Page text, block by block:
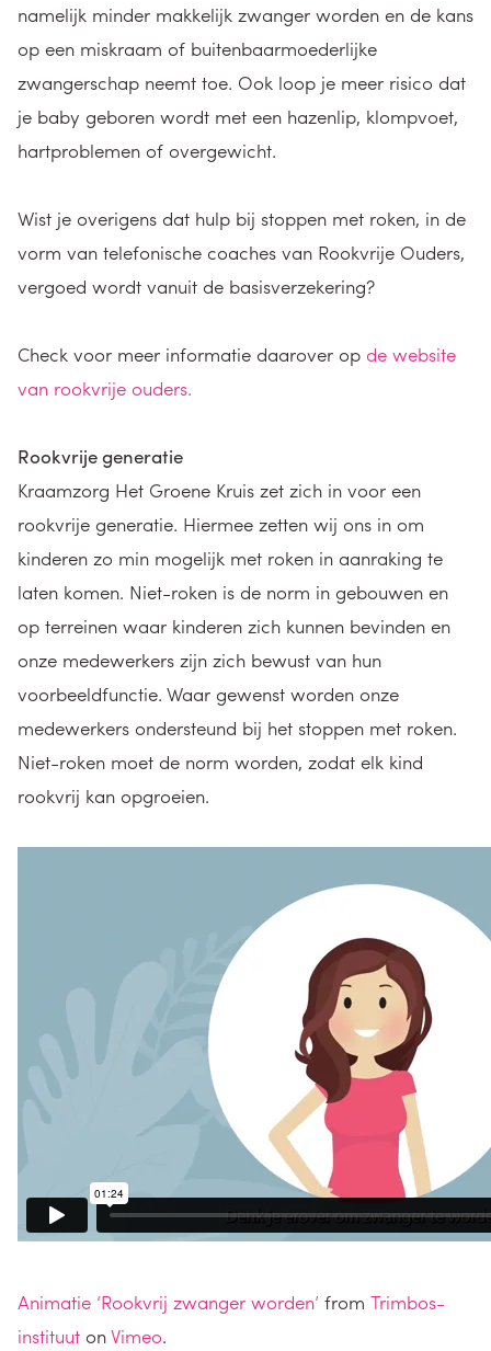
namelijk minder makkelijk zwanger worden en de kans
op een miskraam of buitenbaarmoederlijke
zwangerschap neemt toe. Ook loop je meer risico dat
je baby geboren wordt met een hazenlip, klompvoet,
hartproblemen of overgewicht.
Wist je overigens dat hulp bij stoppen met roken, in de
vorm van telefonische coaches van Rookvrije Ouders,
vergoed wordt vanuit de basisverzekering?
Check voor meer informatie daarover op de website
van rookvrije ouders.
Rookvrije generatie
Kraamzorg Het Groene Kruis zet zich in voor een
rookvrije generatie. Hiermee zetten wij ons in om
kinderen zo min mogelijk met roken in aanraking te
laten komen. Niet-roken is de norm in gebouwen en
op terreinen waar kinderen zich kunnen bevinden en
onze medewerkers zijn zich bewust van hun
voorbeeldfunctie. Waar gewenst worden onze
medewerkers ondersteund bij het stoppen met roken.
Niet-roken moet de norm worden, zodat elk kind
rookvrij kan opgroeien.
Animatie ‘Rookvrij zwanger worden’ from Trimbos-
instituut onVimeo.